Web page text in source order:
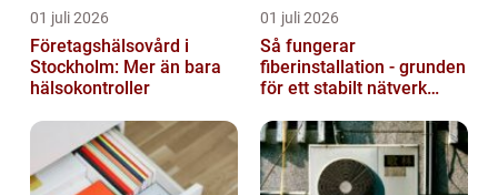
01 juli 2026
Företagshälsovård i
Stockholm: Mer än bara
hälsokontroller
01 juli 2026
Så fungerar
fiberinstallation - grunden
för ett stabilt nätverk